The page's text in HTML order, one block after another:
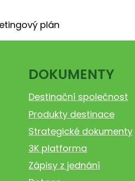
DOKUMENTY
Destinační společnost
Produkty destinace
Strategické dokumenty
3K platforma
Zápisy z jednání